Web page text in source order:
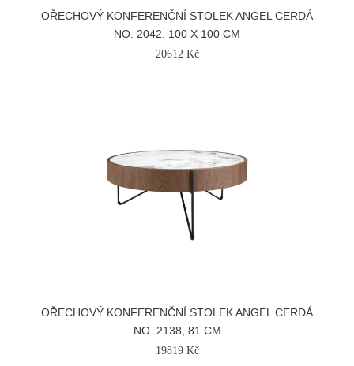
OŘECHOVÝ KONFERENČNÍ STOLEK ANGEL CERDÁ
NO. 2042, 100 X 100 CM
20612 Kč
OŘECHOVÝ KONFERENČNÍ STOLEK ANGEL CERDÁ
NO. 2138, 81 CM
19819 Kč